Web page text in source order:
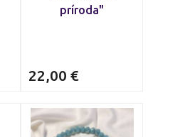
príroda"
22,00 €